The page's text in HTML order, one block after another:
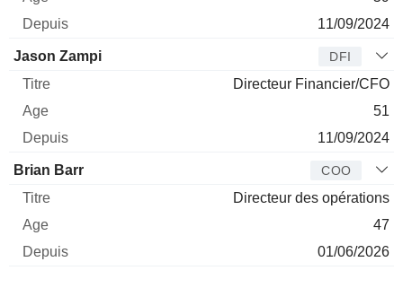
11/09/2024
Jason Zampi DFI
Directeur Financier/CFO
51
11/09/2024
Brian Barr COO
Directeur des opérations
47
01/06/2026